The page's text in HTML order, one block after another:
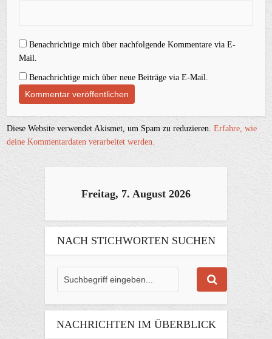
Benachrichtige mich über nachfolgende Kommentare via E-
Mail.
Benachrichtige mich über neue Beiträge via E-Mail.
Diese Website verwendet Akismet, um Spam zu reduzieren.Erfahre, wie
deine Kommentardaten verarbeitet werden.
Freitag, 7. August 2026
NACH STICHWORTEN SUCHEN
NACHRICHTEN IM ÜBERBLICK